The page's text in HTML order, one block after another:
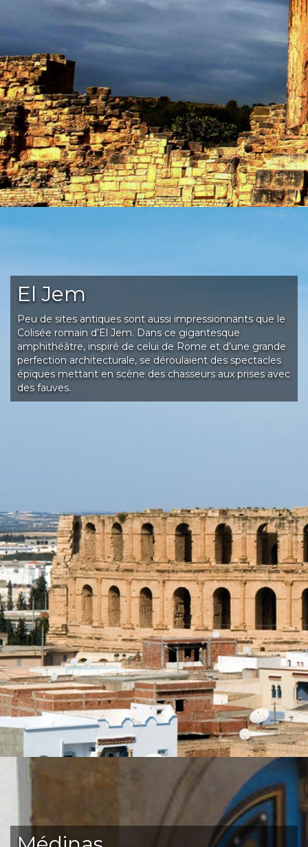
El Jem
Peu de sites antiques sont aussi impressionnants que le
Colisée romain d’El Jem. Dans ce gigantesque
amphithéâtre, inspiré de celui de Rome et d’une grande
perfection architecturale, se déroulaient des spectacles
épiques mettant en scène des chasseurs aux prises avec
des fauves.